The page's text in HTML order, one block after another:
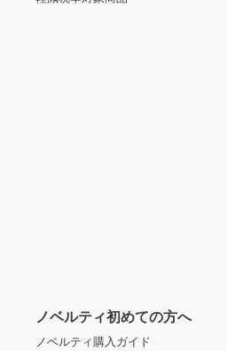
ノベルティ初めての方へ
ノベルティ購入ガイド